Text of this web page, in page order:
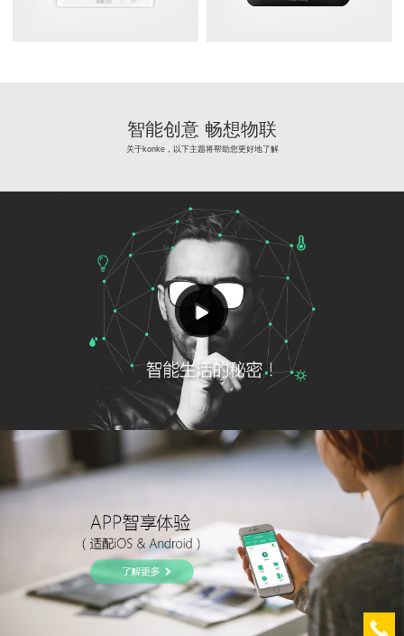
智能创意 畅想物联
关于konke，以下主题将帮助您更好地了解